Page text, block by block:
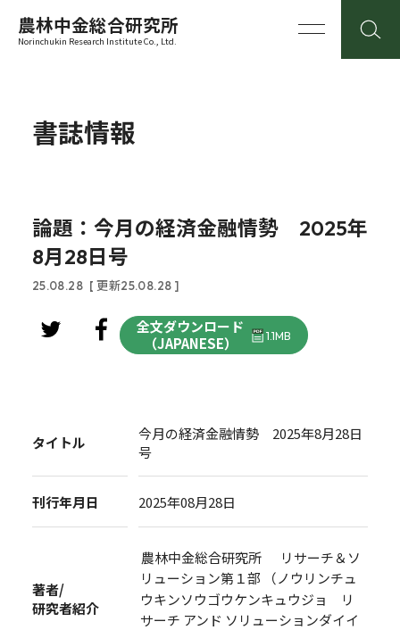
農林中金総合研究所
Norinchukin Research Institute Co., Ltd.
書誌情報
論題：今月の経済金融情勢 2025年
8月28日号
25.08.28 [ 更新25.08.28 ]
全文ダウンロード
（JAPANESE）
1.1MB
タイトル
今月の経済金融情勢 2025年8月28日
号
刊行年月日 2025年08月28日
著者/
研究者紹介
農林中金総合研究所 リサーチ＆ソ
リューション第１部 （ノウリンチュ
ウキンソウゴウケンキュウジョ リ
サーチ アンド ソリューションダイイ